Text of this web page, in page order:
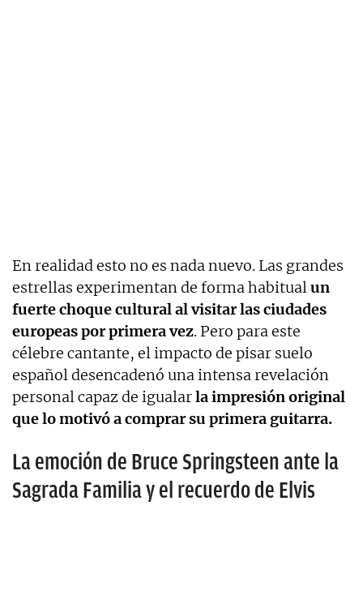
En realidad esto no es nada nuevo. Las grandes
estrellas experimentan de forma habitualun
fuerte choque cultural al visitar las ciudades
europeas por primera vez. Pero para este
célebre cantante, el impacto de pisar suelo
español desencadenó una intensa revelación
personal capaz de igualarla impresión original
que lo motivó a comprar su primera guitarra.
La emoción de Bruce Springsteen ante la
Sagrada Familia y el recuerdo de Elvis